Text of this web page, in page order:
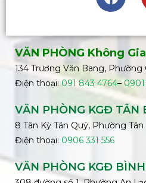
VĂN PHÒNG Không
134 Trương Văn Bang, Phường
Điện thoại:091 843 4764–
VĂN PHÒNG KGĐ TÂN
8 Tân Kỳ Tân Quý, Phường Tân
Điện thoại: 0906 331 556
VĂN PHÒNG KGĐ BÌNH